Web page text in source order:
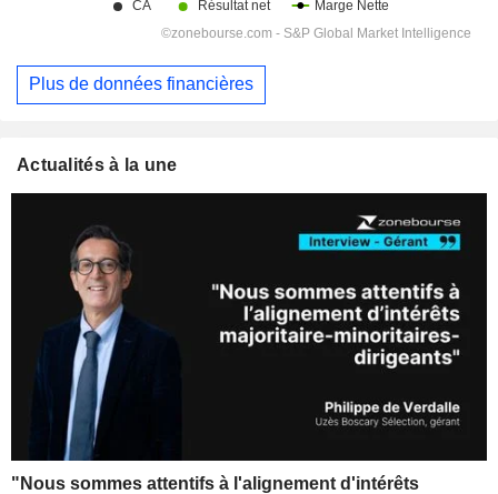
Plus de données financières
Actualités à la une
"Nous sommes attentifs à l'alignement d'intérêts